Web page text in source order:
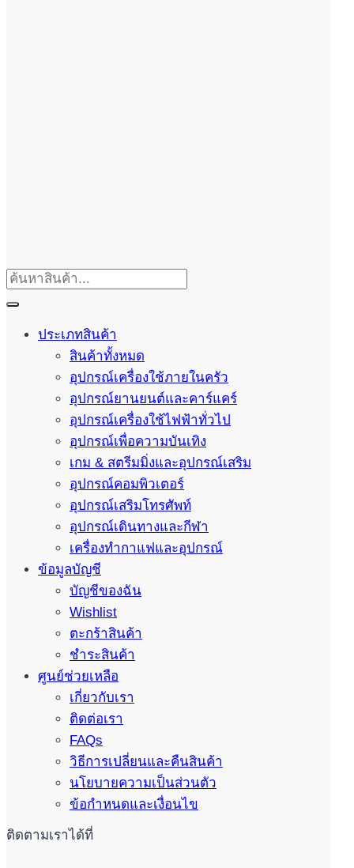
ประเภทสินค้า
สินค้าทั้งหมด
อุปกรณ์เครื่องใช้ภายในครัว
อุปกรณ์ยานยนต์และคาร์แคร์
อุปกรณ์เครื่องใช้ไฟฟ้าทั่วไป
อุปกรณ์เพื่อความบันเทิง
เกม & สตรีมมิ่งและอุปกรณ์เสริม
อุปกรณ์คอมพิวเตอร์
อุปกรณ์เสริมโทรศัพท์
อุปกรณ์เดินทางและกีฬา
เครื่องทำกาแฟและอุปกรณ์
ข้อมูลบัญชี
บัญชีของฉัน
Wishlist
ตะกร้าสินค้า
ชำระสินค้า
ศูนย์ช่วยเหลือ
เกี่ยวกับเรา
ติดต่อเรา
FAQs
วิธีการเปลี่ยนและคืนสินค้า
นโยบายความเป็นส่วนตัว
ข้อกำหนดและเงื่อนไข
ติดตามเราได้ที่